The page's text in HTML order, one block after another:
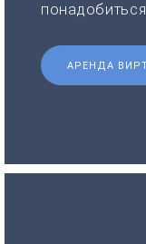
АРЕНДА